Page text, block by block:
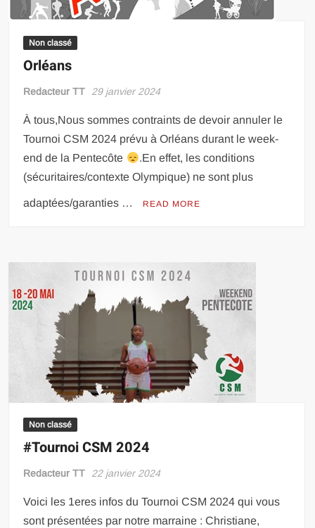
Non classé
Orléans
Redacteur TT 29 janvier 2024
À tous,Nous sommes contraints de devoir annuler le
Tournoi CSM 2024 prévu à Orléans durant le week-
end de la Pentecôte
.En effet, les conditions
(sécuritaires/contexte Olympique) ne sont plus
adaptées/garanties … READ MORE
Non classé
#Tournoi CSM 2024
Redacteur TT 22 janvier 2024
Voici les 1eres infos du Tournoi CSM 2024 qui vous
sont présentées par notre marraine : Christiane,